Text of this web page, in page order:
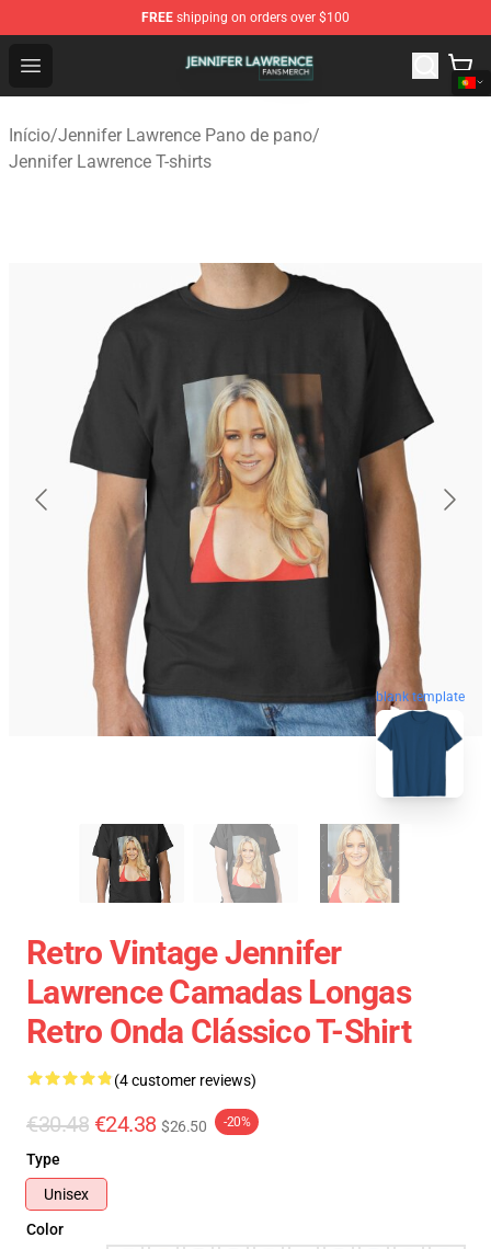
FREE shipping on orders over $100
Open menu
Jennifer Lawrence Shop - Official Jennifer Lawrence
Início/Jennifer Lawrence Pano de pano/
Jennifer Lawrence T-shirts
blank template
Retro Vintage Jennifer
Lawrence Camadas Longas
Retro Onda Clássico T-Shirt
(4 customer reviews)
€30.48 €24.38 $26.50 -20%
Type
Unisex
Color